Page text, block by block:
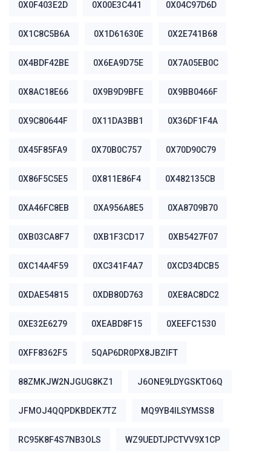
0X0F403E2D 0X00E3C441 0X04C97D6D
0X1C8C5B6A 0X1D61630E 0X2E741B68
0X4BDF42BE 0X6EA9D75E 0X7A05EB0C
0X8AC18E66 0X9B9D9BFE 0X9BB0466F
0X9C80644F 0X11DA3BB1 0X36DF1F4A
0X45F85FA9 0X70B0C757 0X70D90C79
0X86F5C5E5 0X811E86F4 0X482135CB
0XA46FC8EB 0XA956A8E5 0XA8709B70
0XB03CA8F7 0XB1F3CD17 0XB5427F07
0XC14A4F59 0XC341F4A7 0XCD34DCB5
0XDAE54815 0XDB80D763 0XE8AC8DC2
0XE32E6279 0XEABD8F15 0XEEFC1530
0XFF8362F5 5QAP6DR0PX8JBZIFT
88ZMKJW2NJGUG8KZ1 J6ONE9LDYGSKTO6Q
JFMOJ4QQPDKBDEK7TZ MQ9YB4ILSYMSS8
RC95K8F4S7NB3OLS WZ9UEDTJPCTVV9X1CP